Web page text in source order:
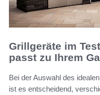
Grillgeräte im
passt zu Ihrem
Bei der Auswahl des
ist es entscheidend,